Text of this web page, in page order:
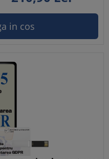
in cos